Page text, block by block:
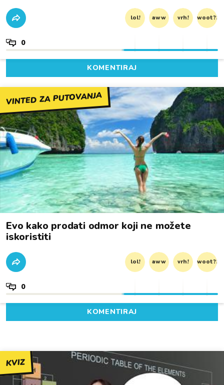
lol! aww vrh! woot?!
0
KOMENTIRAJ
VINTED ZA PUTOVANJA
Evo kako prodati odmor koji ne možete
iskoristiti
lol! aww vrh! woot?!
0
KOMENTIRAJ
KVIZ